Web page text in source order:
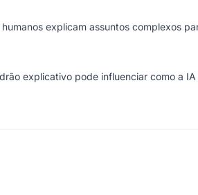
explicam assuntos complexos
explicativo pode influenciar como a IA